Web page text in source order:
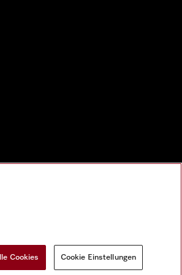
Cookies Cookie Einstellungen